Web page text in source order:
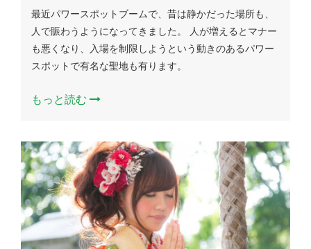
最近パワースポットブームで、昔は静かだった場所も、
人で賑わうようになってきました。 人が増えるとマナー
も悪くなり、入場を制限しようという動きのあるパワー
スポットで有名な聖地も有ります。
もっと読む